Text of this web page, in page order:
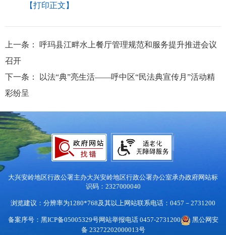
【打印正文】
上一条：
呼玛县江畔水上餐厅管理规范和服务提升推进会议
召开
下一条：
以法“典”亮生活——呼中区“民法典宣传月”活动精
彩纷呈
大兴安岭地区行政公署主办大兴安岭地区行政公署办公室承办政府网站标
识码：2327000040
浏览建议：分辨率为1280*768及其以上网站联系电话：0457－2731200
备案序号：黑ICP备05005329号网站举报电话 0457-2731200
黑公网安
备 23272202000013号